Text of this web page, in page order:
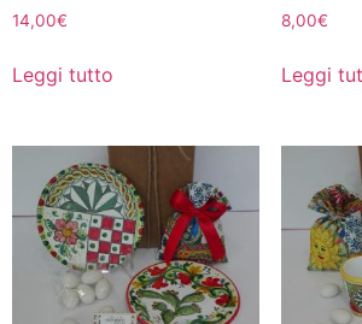
14,00€
Leggi tutto
8,00€
Leggi